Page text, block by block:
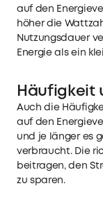
auf den
höher die
Nutzungsdauer
Energie als ein
Häufigkeit
Auch die
auf den
und je länger es
verbraucht. Die
beitragen, den
zu sparen.